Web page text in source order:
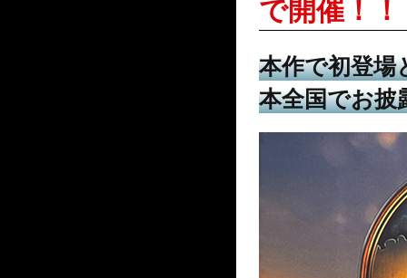
本作で初登場
本全国でお